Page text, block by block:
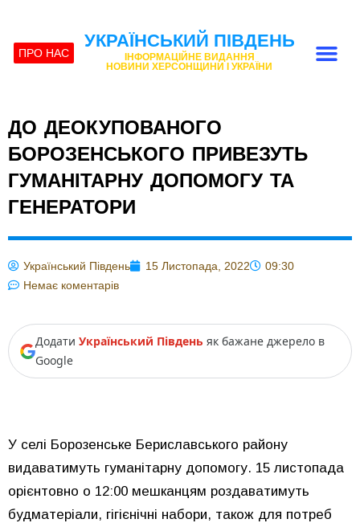
ПРО НАС
УКРАЇНСЬКИЙ ПІВДЕНЬ
ІНФОРМАЦІЙНЕ ВИДАННЯ
НОВИНИ ХЕРСОНЩИНИ І УКРАЇНИ
ДО ДЕОКУПОВАНОГО
БОРОЗЕНСЬКОГО ПРИВЕЗУТЬ
ГУМАНІТАРНУ ДОПОМОГУ ТА
ГЕНЕРАТОРИ
Український Південь 15 Листопада, 2022
09:30
Немає коментарів
Додати Український Південь як бажане джерело в
Google
У селі Борозенське Бериславського району
видаватимуть гуманітарну допомогу. 15 листопада
орієнтовно о 12:00 мешканцям роздаватимуть
будматеріали, гігієнічні набори, також для потреб